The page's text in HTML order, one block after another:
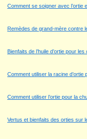
Comment se soigner avec l’ortie
Remèdes de grand-mère contre
Bienfaits de l’huile d’ortie pour
Comment utiliser la racine d’ortie
Comment utiliser l’ortie pour la
Vertus et bienfaits des orties sur